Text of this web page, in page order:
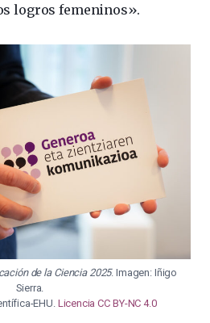
logros femeninos».
de la Ciencia 2025. Imagen: Iñigo
Sierra.
EHU. Licencia CC BY-NC 4.0